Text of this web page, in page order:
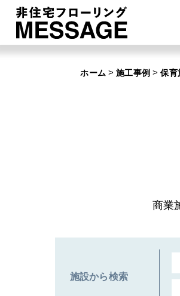
ホーム >施工事例 >保育
商業
施設から検索